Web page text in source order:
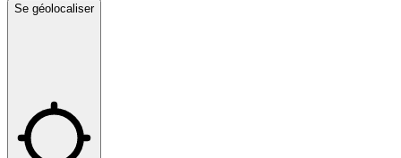
Se géolocaliser